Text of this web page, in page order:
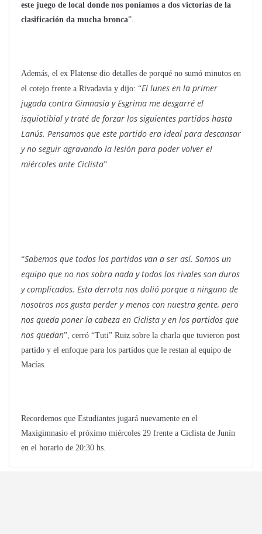
este juego de local donde nos poníamos a dos victorias de la
clasificación da mucha bronca”.
Además, el ex Platense dio detalles de porqué no sumó minutos en
el cotejo frente a Rivadavia y dijo: “El lunes en la primer
jugada contra Gimnasia y Esgrima me desgarré el
isquiotibial y traté de forzar los siguientes partidos hasta
Lanús. Pensamos que este partido era ideal para descansar
y no seguir agravando la lesión para poder volver el
miércoles ante Ciclista”.
“Sabemos que todos los partidos van a ser así. Somos un
equipo que no nos sobra nada y todos los rivales son duros
y complicados. Esta derrota nos dolió porque a ninguno de
nosotros nos gusta perder y menos con nuestra gente, pero
nos queda poner la cabeza en Ciclista y en los partidos que
nos quedan”, cerró “Tuti” Ruiz sobre la charla que tuvieron post
partido y el enfoque para los partidos que le restan al equipo de
Macías.
Recordemos que Estudiantes jugará nuevamente en el
Maxigimnasio el próximo miércoles 29 frente a Ciclista de Junín
en el horario de 20:30 hs.